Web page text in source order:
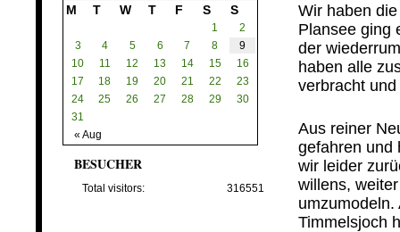
M
T W T F S S
« Aug
1
2
3
4 5 6 7 8
9
10
11 12 13 14 15
16
17
18 19 20 21 22
23
24
25 26 27 28 29
30
31
BESUCHER
316551
Total visitors:
Wir haben
Plansee ging
der
haben alle
verbracht
Aus reiner
gefahren und
wir leider
willens,
Timmelsjoch